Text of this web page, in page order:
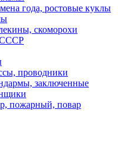
года, ростовые куклы
скоморохи
СССР
проводники
заключенные
пожарный, повар